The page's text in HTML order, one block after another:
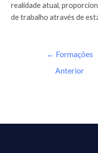
realidade atual,
de trabalho através de
← Formações
Anterior